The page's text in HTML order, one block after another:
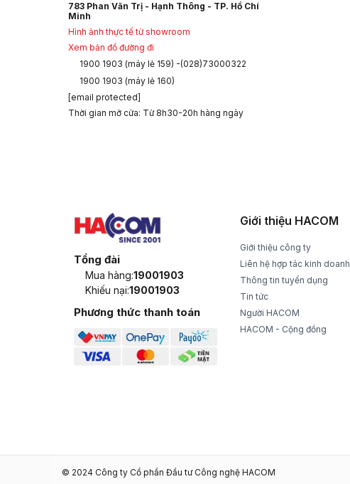
783 Phan Văn Trị - Hạnh Thông - TP. Hồ Chí
Minh
Hình ảnh thực tế từ showroom
Xem bản đồ đường đi
1900 1903 (máy lẻ 159) -(028)73000322
1900 1903 (máy lẻ 160)
[email protected]
Thời gian mở cửa: Từ 8h30-20h hàng ngày
Tổng đài
Mua hàng:19001903
Khiếu nại:19001903
Phương thức thanh toán
Giới thiệu HACOM
Giới thiệu công ty
Liên hệ hợp tác kinh doanh
Thông tin tuyển dụng
Tin tức
Người HACOM
HACOM - Cộng đồng
© 2024 Công ty Cổ phần Đầu tư Công nghệ HACOM